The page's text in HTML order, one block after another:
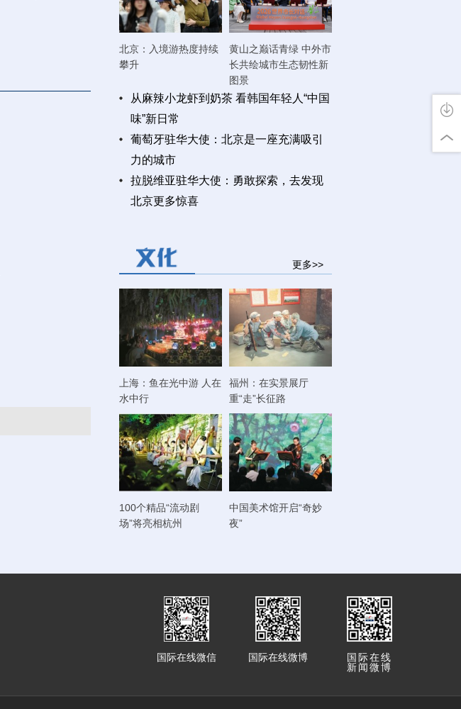
北京：入境游热度持续
攀升
黄山之巅话青绿 中外市
长共绘城市生态韧性新
图景
从麻辣小龙虾到奶茶 看韩国年轻人“中国
味”新日常
葡萄牙驻华大使：北京是一座充满吸引
力的城市
拉脱维亚驻华大使：勇敢探索，去发现
北京更多惊喜
更多>>
上海：鱼在光中游 人在
水中行
福州：在实景展厅
重“走”长征路
100个精品“流动剧
场”将亮相杭州
中国美术馆开启“奇妙
夜”
国际在线
新闻微博
国际在线微博
国际在线微信